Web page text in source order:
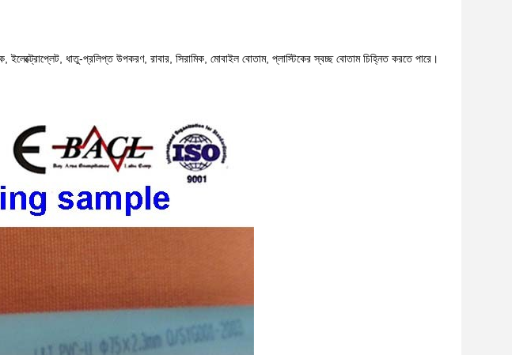
ধাতু-প্রলিপ্ত উপকরণ, রাবার, সিরামিক, মোবাইল বোতাম, প্লাস্টিকের স্বচ্ছ বোতাম চিহ্নিত করতে পারে।